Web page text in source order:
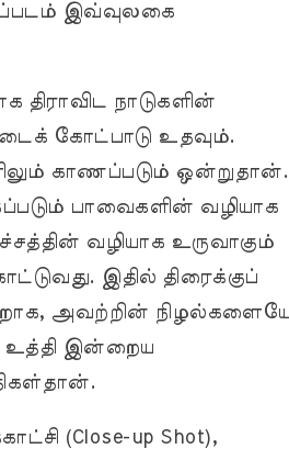
இவ்வுலகை
திராவிட நாடுகளின்
கோட்பாடு உதவும்.
காணப்படும் ஒன்றுதான்.
பாவைகளின் வழியாக
வழியாக உருவாகும்
இதில் திரைக்குப்
அவற்றின்
உத்தி இன்றைய
(Close-up Shot),